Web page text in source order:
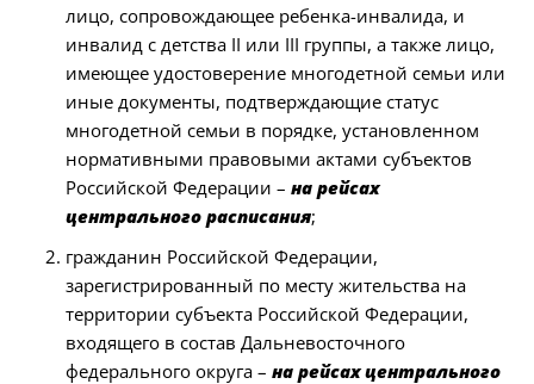
лицо, сопровождающее ребенка-инвалида, и
инвалид с детства II или III группы, а также лицо,
имеющее удостоверение многодетной семьи или
иные документы, подтверждающие статус
многодетной семьи в порядке, установленном
нормативными правовыми актами субъектов
Российской Федерации – на рейсах
центрального расписания;
гражданин Российской Федерации,
зарегистрированный по месту жительства на
территории субъекта Российской Федерации,
входящего в состав Дальневосточного
федерального округа – на рейсах центрального